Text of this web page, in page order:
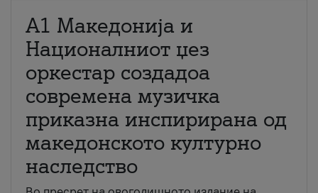
А1 Македонија и
Националниот џез
оркестар создадоа
современа музичка
приказна инспирирана од
македонското културно
наследство